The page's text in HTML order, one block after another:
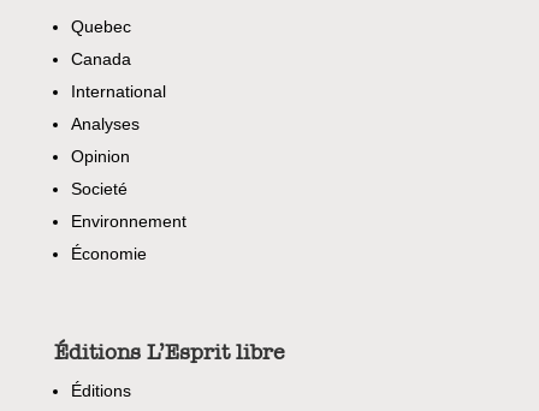
Quebec
Canada
International
Analyses
Opinion
Societé
Environnement
Économie
Éditions L’Esprit libre
Éditions